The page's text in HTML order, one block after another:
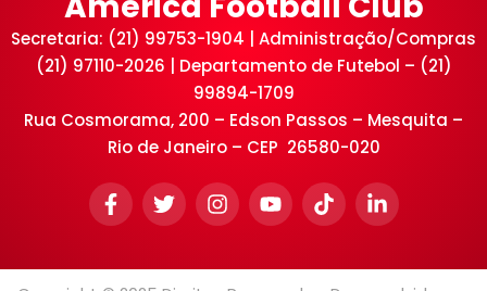
Secretaria: (21) 99753-1904 | Administração/Compras
(21) 97110-2026 | Departamento de Futebol – (21)
99894-1709
Rua Cosmorama, 200 – Edson Passos – Mesquita –
Rio de Janeiro – CEP 26580-020